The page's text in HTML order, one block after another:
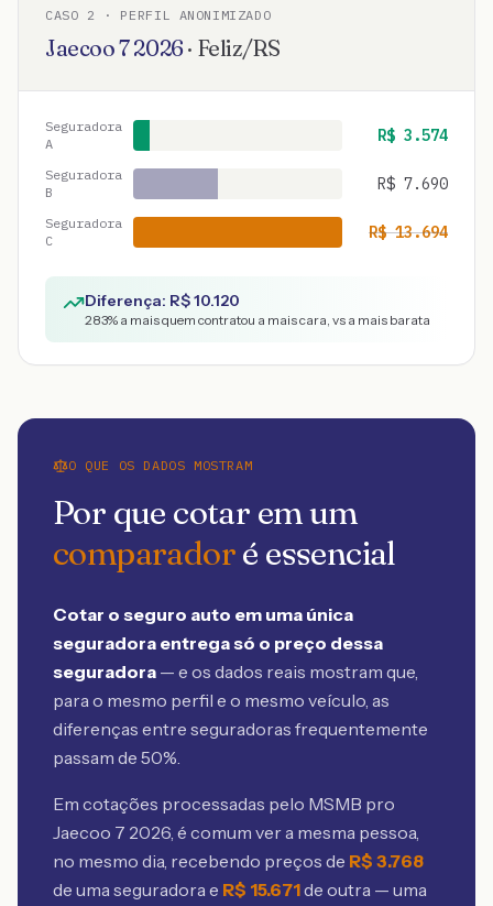
CASO 2 · PERFIL ANONIMIZADO
Jaecoo72026· Feliz/RS
Seguradora
A
R$ 3.574
Seguradora
B
R$ 7.690
Seguradora
C
R$13.694
Diferença: R$10.120
283% a mais quem contratou a mais cara, vs a mais barata
O QUE OS DADOS MOSTRAM
Por que cotar em um
comparadoré essencial
Cotar o seguro auto em uma única
seguradora entrega só o preço dessa
seguradora — e os dados reais mostram que,
para o mesmo perfil e o mesmo veículo, as
diferenças entre seguradoras frequentemente
passam de 50%.
Em cotações processadas pelo MSMB pro
Jaecoo 7 2026, é comum ver a mesma pessoa,
no mesmo dia, recebendo preços de R$ 3.768
de uma seguradora e R$ 15.671de outra — uma